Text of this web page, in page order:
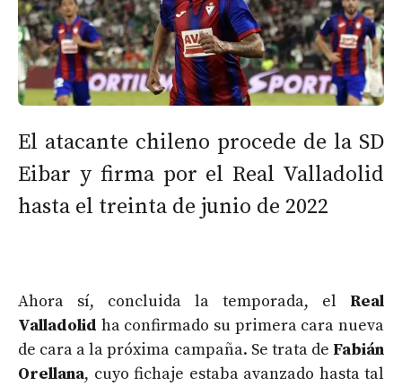
El atacante chileno procede de la SD
Eibar y firma por el Real Valladolid
hasta el treinta de junio de 2022
Ahora sí, concluida la temporada, el Real
Valladolid ha confirmado su primera cara nueva
de cara a la próxima campaña. Se trata de Fabián
Orellana, cuyo fichaje estaba avanzado hasta tal